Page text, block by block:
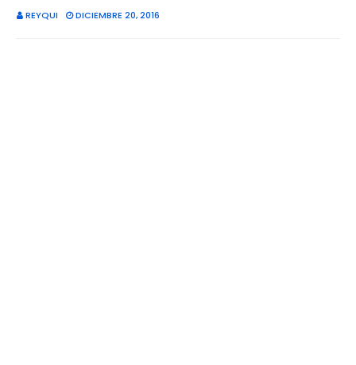
REYQUI DICIEMBRE 20, 2016